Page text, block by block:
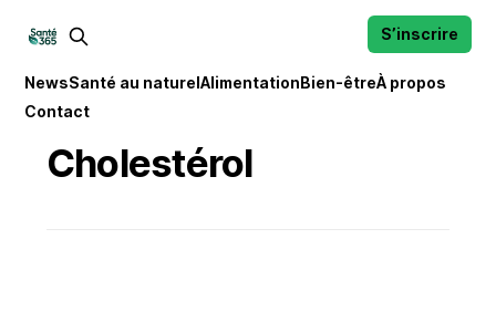
NewsSanté au naturelAlimentationBien-êtreÀ propos
Contact
S’inscrire
Cholestérol